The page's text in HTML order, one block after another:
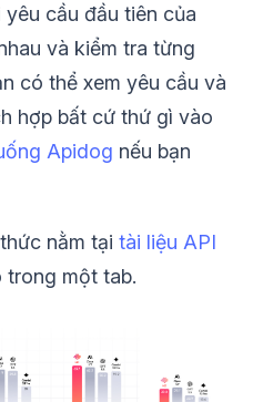
cầu đầu tiên của
và kiểm tra từng
có thể xem yêu cầu và
hợp bất cứ thứ gì vào
Apidog nếu bạn
nằm tại tài liệu API
trong một tab.